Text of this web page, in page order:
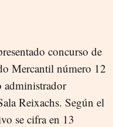
concurso de
Mercantil número 12
administrador
Reixachs. Según el
se cifra en 13